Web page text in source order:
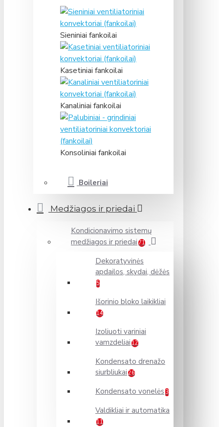
Sieniniai fankoilai
Kasetiniai fankoilai
Kanaliniai fankoilai
Konsoliniai fankoilai
Boileriai
Medžiagos ir priedai
Kondicionavimo sistemų
medžiagos ir priedai 71
Dekoratyvinės
apdailos, skydai, dėžės
5
Išorinio bloko laikikliai
14
Izoliuoti variniai
vamzdeliai 12
Kondensato drenažo
siurbliukai 26
Kondensato vonelės 3
Valdikliai ir automatika
11